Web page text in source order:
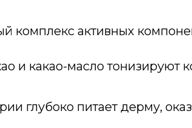
комплекс активных
глубоко питает дерму,
и какао-масло тонизируют